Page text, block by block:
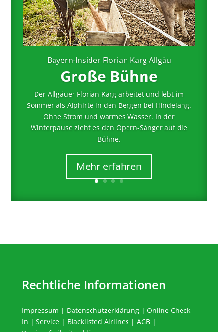
Bayern-Insider Florian Karg Allgäu
Große Bühne
Der Allgäuer Florian Karg arbeitet und lebt im
Sommer als Alphirte in den Bergen bei Hindelang.
Ohne Strom und warmes Wasser. In der
Winterpause zieht es den Opern-Sänger auf die
Bühne.
Mehr erfahren
Rechtliche Informationen
Impressum | Datenschutzerklärung| Online Check-
In | Service| Blacklisted Airlines | AGB|